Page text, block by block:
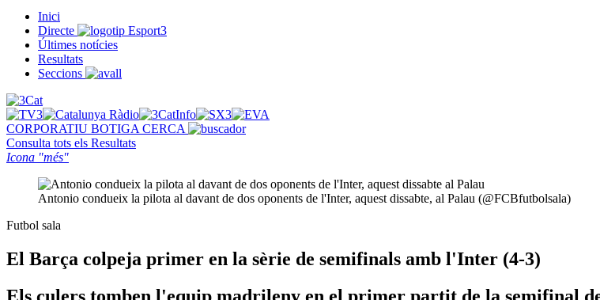
Inici
Directe
Últimes notícies
Resultats
Seccions
CORPORATIU BOTIGA CERCA
Consulta tots els Resultats
Icona "més"
Antonio condueix la pilota al davant de dos oponents de l'Inter, aquest dissabte, al Palau (@FCBfutbolsala)
Futbol sala
El Barça colpeja primer en la sèrie de semifinals amb l'Inter (4-3)